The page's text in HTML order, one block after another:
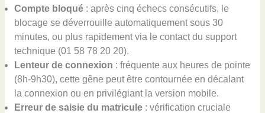
Compte bloqué: après cinq échecs consécutifs, le
blocage se déverrouille automatiquement sous 30
minutes, ou plus rapidement via le contact du support
technique (01 58 78 20 20).
Lenteur de connexion : fréquente aux heures de pointe
(8h-9h30), cette gêne peut être contournée en décalant
la connexion ou en privilégiant la version mobile.
Erreur de saisie du matricule: vérification cruciale